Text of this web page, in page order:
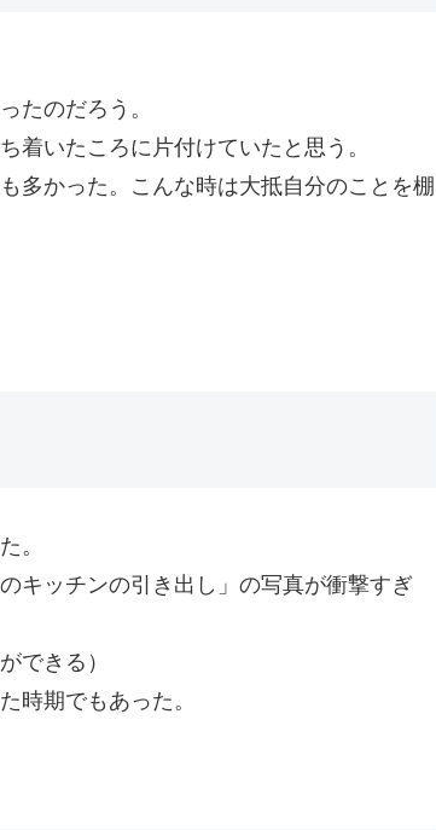
たのだろう。
着いたころに片付けていたと思う。
多かった。こんな時は大抵自分のことを棚
。
キッチンの引き出し」の写真が衝撃すぎ
できる）
時期でもあった。